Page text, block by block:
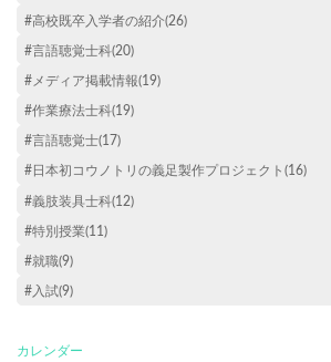
#高校既卒入学者の紹介(26)
#言語聴覚士科(20)
#メディア掲載情報(19)
#作業療法士科(19)
#言語聴覚士(17)
#日本初コウノトリの義足製作プロジェクト(16)
#義肢装具士科(12)
#特別授業(11)
#就職(9)
#入試(9)
カレンダー